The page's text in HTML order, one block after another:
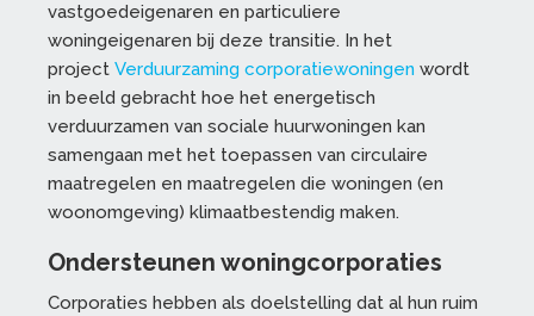
vastgoedeigenaren en particuliere
woningeigenaren bij deze transitie. In het
project Verduurzaming corporatiewoningen wordt
in beeld gebracht hoe het energetisch
verduurzamen van sociale huurwoningen kan
samengaan met het toepassen van circulaire
maatregelen en maatregelen die woningen (en
woonomgeving) klimaatbestendig maken.
Ondersteunen woningcorporaties
Corporaties hebben als doelstelling dat al hun ruim